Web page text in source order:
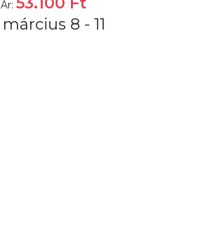
Ár:
március 8 - 11